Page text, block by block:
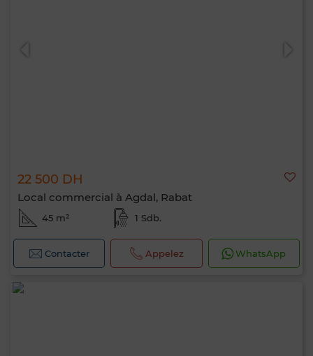
22 500 DH
Local commercial à Agdal, Rabat
45 m² 1 Sdb.
Contacter Appelez WhatsApp